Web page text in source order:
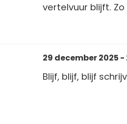
vertelvuur blijft. Zo
29 december 2025 -
Blijf, blijf, blijf